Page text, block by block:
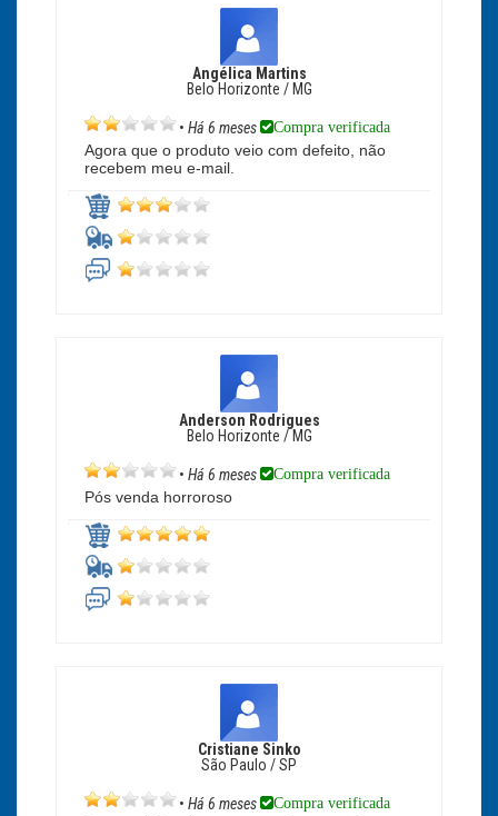
Angélica Martins
Belo Horizonte / MG
• Há 6 meses Compra verificada
Agora que o produto veio com defeito, não
recebem meu e-mail.
Anderson Rodrigues
Belo Horizonte / MG
• Há 6 meses Compra verificada
Pós venda horroroso
Cristiane Sinko
São Paulo / SP
• Há 6 meses Compra verificada